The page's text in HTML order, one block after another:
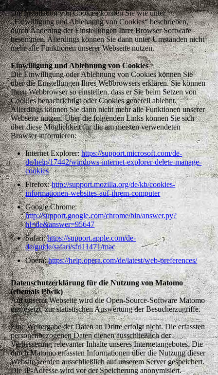
Die Installation von Cookies können Sie wie unter
„Einwilligung und Ablehnung von Cookies“ beschrieben,
durch Änderung der Einstellungen Ihrer Browser Software
bestimmen. Allerdings können Sie dann unter Umständen nicht
mehr alle Funktionen unserer Webseite nutzen.
Einwilligung und Ablehnung von Cookies
Die Einwilligung oder Ablehnung von Cookies können Sie
über die Einstellungen Ihres Webbrowsers erklären. Sie können
Ihren Webbrowser so einstellen, dass er Sie beim Setzen von
Cookies benachrichtigt oder Cookies generell ablehnt.
Allerdings können Sie dann nicht mehr alle Funktionen unserer
Webseite nutzen. Über die folgenden Links können Sie sich
über diese Möglichkeit für die am meisten verwendeten
Browser informieren:
Internet Explorer:https://support.microsoft.com/de-
de/help/17442/windows-internet-explorer-delete-manage-
cookies
Firefox:http://support.mozilla.org/de/kb/cookies-
informationen-websites-auf-ihrem-computer
Google Chrome:
http://support.google.com/chrome/bin/answer.py?
hl=de&answer=95647
Safari:https://support.apple.com/de-
de/guide/safari/sfri11471/mac
Opera:https://help.opera.com/de/latest/web-preferences/
Datenschutzerklärung für die Nutzung von Matomo
(ehemals Piwik)
Auf unserer Webseite wird die Open-Source-Software Matomo
eingesetzt, zur statistischen Auswertung der Besucherzugriffe.
Eine Weitergabe der Daten an Dritte erfolgt nicht. Die erfassten
personenbezogenen Daten dienen ausschließlich der
Verbesserung relevanter Inhalte unseres Internetangebotes. Die
durch Matomo erfassten Informationen über die Nutzung dieser
Website werden ausschließlich auf unserem Server gespeichert.
Die IP-Adresse wird vor der Speicherung anonymisiert.